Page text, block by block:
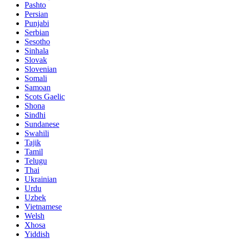
Pashto
Persian
Punjabi
Serbian
Sesotho
Sinhala
Slovak
Slovenian
Somali
Samoan
Scots Gaelic
Shona
Sindhi
Sundanese
Swahili
Tajik
Tamil
Telugu
Thai
Ukrainian
Urdu
Uzbek
Vietnamese
Welsh
Xhosa
Yiddish